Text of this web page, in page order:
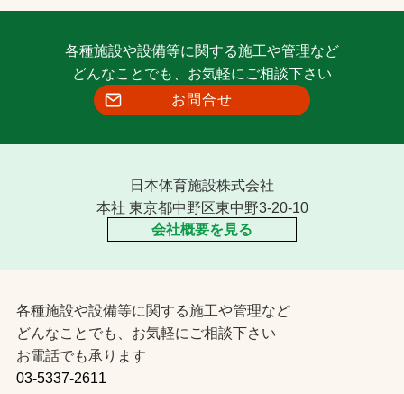
各種施設や設備等に関する施工や管理など
どんなことでも、お気軽にご相談下さい
お問合せ
日本体育施設株式会社
本社 東京都中野区東中野3-20-10
会社概要を見る
各種施設や設備等に関する施工や管理など
どんなことでも、お気軽にご相談下さい
お電話でも承ります
03-5337-2611